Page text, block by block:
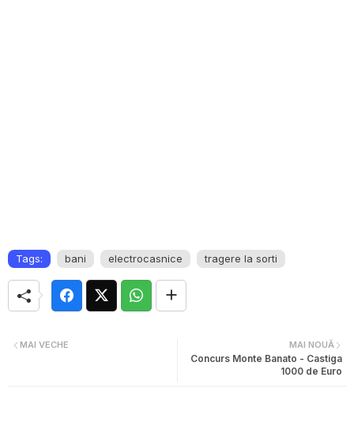
Tags: bani electrocasnice tragere la sorti
MAI NOUĂ
Concurs Monte Banato - Castiga
1000 de Euro
MAI VECHE